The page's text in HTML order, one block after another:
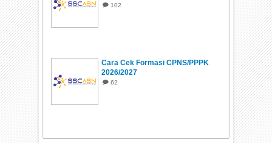
102
Cara Cek Formasi CPNS/PPPK
2026/2027
62